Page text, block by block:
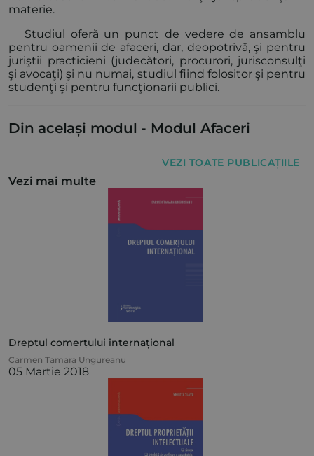
materie.
Studiul oferă un punct de vedere de ansamblu
pentru oamenii de afaceri, dar, deopotrivă, şi pentru
juriştii practicieni (judecători, procurori, jurisconsulţi
şi avocaţi) şi nu numai, studiul fiind folositor şi pentru
studenţi şi pentru funcţionarii publici.
Din același modul - Modul Afaceri
VEZI TOATE PUBLICAȚIILE
Vezi mai multe
Dreptul comerțului internațional
Carmen Tamara Ungureanu
05 Martie 2018